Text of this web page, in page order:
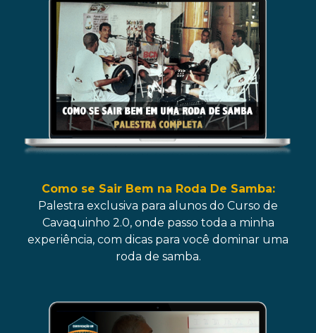
Como se Sair Bem na Roda De Samba:
Palestra exclusiva para alunos do Curso de
Cavaquinho 2.0, onde passo toda a minha
experiência, com dicas para você dominar uma
roda de samba.